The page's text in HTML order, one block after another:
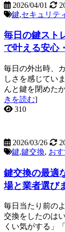
2026/04/01
鍵,セキュリテ
毎日の鍵スト
で叶える安心
毎日の外出時、
しさを感じてい
んと鍵を閉めた
きを読む]
310
2026/03/26
鍵,鍵交換, お
鍵交換の最適
場と業者選び
毎日当たり前の
交換をしたのは
くい気がする」